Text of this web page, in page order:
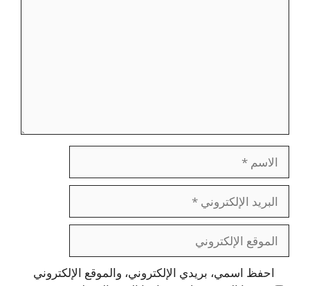
الاسم
البريد
الإلكتروني
الموقع
الإلكتروني
احفظ اسمي، بريدي الإلكتروني، والموقع الإلكتروني